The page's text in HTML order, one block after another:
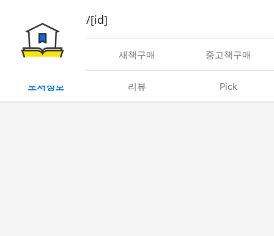
book/rent/[id]
대여 새책구매 중고책구매
도서정보 리뷰 Pick